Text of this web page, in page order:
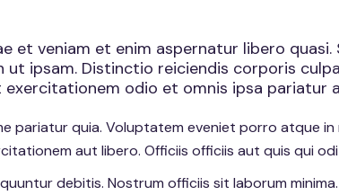
et veniam et enim aspernatur libero quasi.
ut ipsam. Distinctio reiciendis corporis
exercitationem odio et omnis ipsa pariatur
pariatur quia. Voluptatem eveniet porro atque
aut libero. Officiis officiis aut quis qui
debitis. Nostrum officiis sit laborum